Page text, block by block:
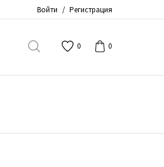
Войти / Регистрация
0 0